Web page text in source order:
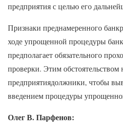
предприятия с целью его
Признаки преднамеренного
ходе упрощенной процедуры
предполагает обязательного
проверки. Этим обстоятельством
предприятиядолжники, чтобы
введением процедуры
Олег В. Парфенов: